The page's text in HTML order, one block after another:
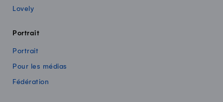
Lovely
Portrait
Portrait
Pour les médias
Fédération